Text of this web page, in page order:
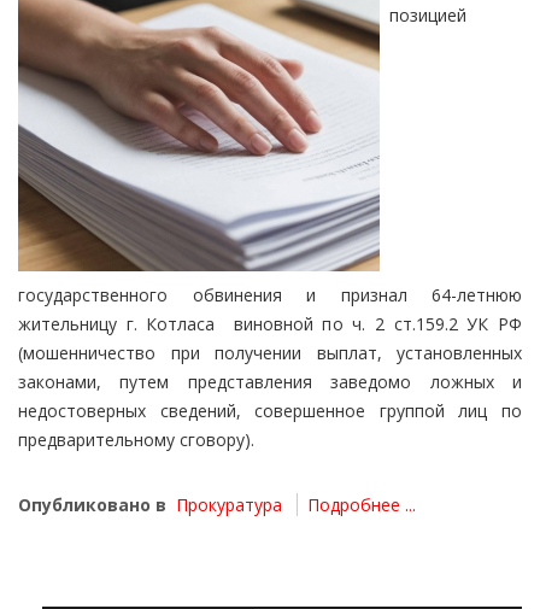
позицией
государственного обвинения и признал 64-летнюю
жительницу г. Котласа виновной по ч. 2 ст.159.2 УК РФ
(мошенничество при получении выплат, установленных
законами, путем представления заведомо ложных и
недостоверных сведений, совершенное группой лиц по
предварительному сговору).
Опубликовано в Прокуратура Подробнее ...